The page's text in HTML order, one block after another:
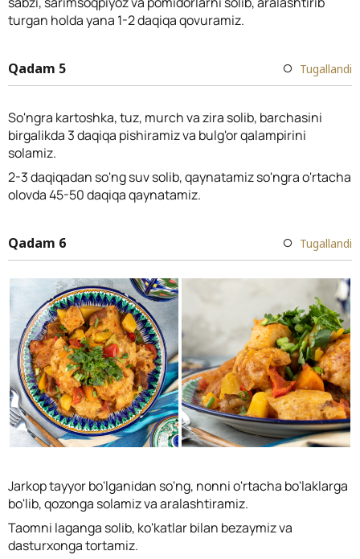
turgan holda yana 1-2 daqiqa qovuramiz.
Qadam 5 Tugallandi
So'ngra kartoshka, tuz, murch va zira solib, barchasini
birgalikda 3 daqiqa pishiramiz va bulg'or qalampirini
solamiz.
2-3 daqiqadan so'ng suv solib, qaynatamiz so'ngra o'rtacha
olovda 45-50 daqiqa qaynatamiz.
Qadam 6 Tugallandi
Jarkop tayyor bo'lganidan so'ng, nonni o'rtacha bo'laklarga
bo'lib, qozonga solamiz va aralashtiramiz.
Taomni laganga solib, ko'katlar bilan bezaymiz va
dasturxonga tortamiz.